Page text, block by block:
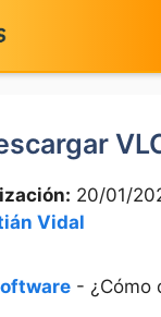
20/01/
Vidal
- ¿Cómo